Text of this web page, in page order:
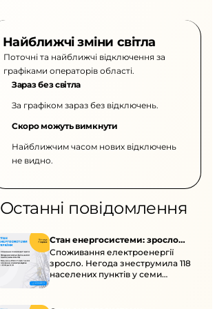
Найближчі зміни світла
Поточні та найближчі відключення за
графіками операторів області.
Зараз без світла
За графіком зараз без відключень.
Скоро можуть вимкнути
Найближчим часом нових відключень
не видно.
Останні повідомлення
Стан енергосистеми: зросло
споживання через негоду
Споживання електроенергії
зросло. Негода знеструмила 118
населених пунктів у семи
областях. Обмежте